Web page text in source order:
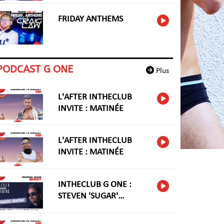
FRIDAY ANTHEMS
Plus
G ONE
L'AFTER INTHECLUB
INVITE : MATINÉE
L'AFTER INTHECLUB
INVITE : MATINÉE
INTHECLUB G ONE :
STEVEN 'SUGAR'